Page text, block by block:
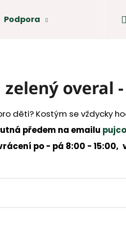
Podpora
overal -
děti? Kostým se vždycky
předem na emailu
po - pá 8:00 - 15:00,